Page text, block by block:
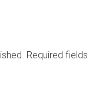
Required fields